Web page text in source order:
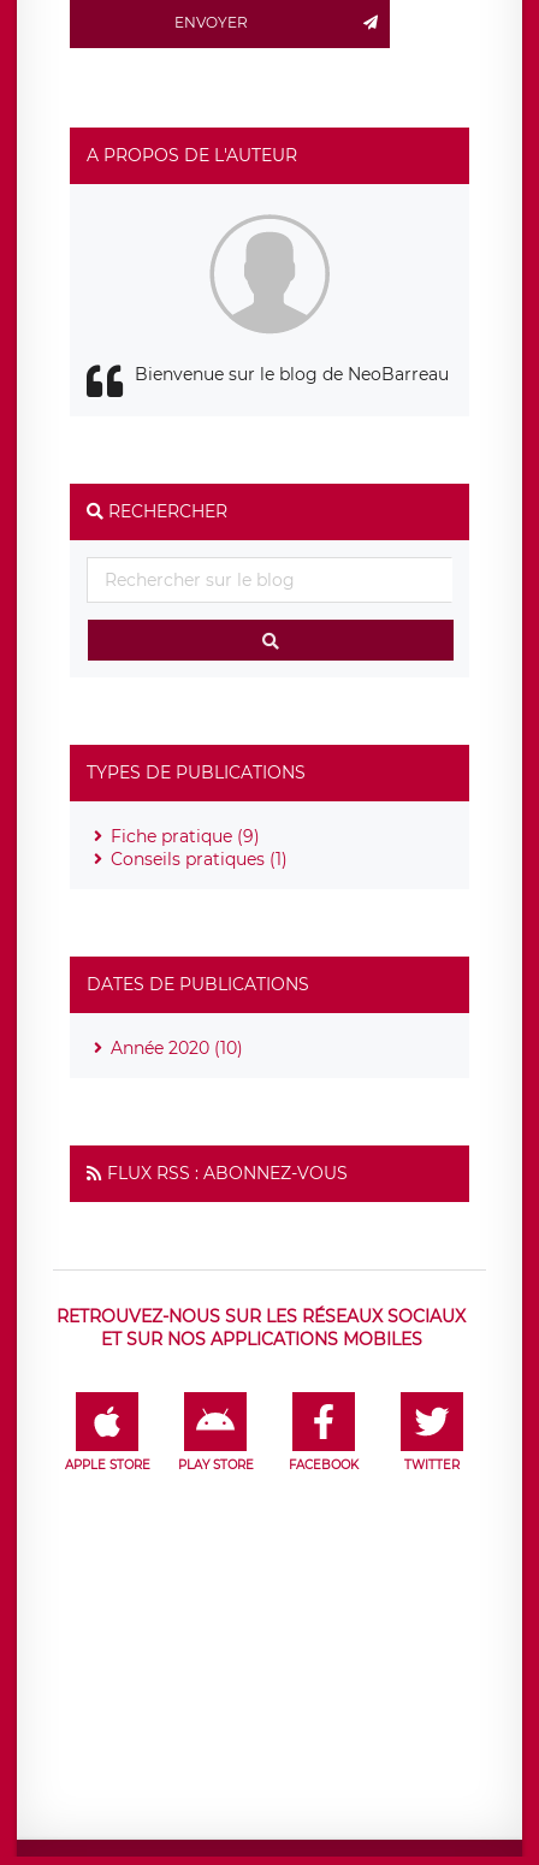
basé en France et offrant des
clauses de protection
limitation du traitement relatif à vos données à caractère
données. Vous pouvez exercer ces droits auprès du délégué
de traitement est la société LÉGAVOX, sis 9 rue Léopold
Sédar Senghor, joignable à l’adresse mail :
responsabledetraitement@legavox.fr. Vous avez également
le droit d’introduire une réclamation auprès d’une autorité
ENVOYER
A PROPOS DE L'AUTEUR
Bienvenue sur le blog de NeoBarreau
RECHERCHER
TYPES DE PUBLICATIONS
Fiche pratique (9)
Conseils pratiques (1)
DATES DE PUBLICATIONS
Année 2020 (10)
FLUX RSS : ABONNEZ-VOUS
RETROUVEZ-NOUS SUR LES RÉSEAUX SOCIAUX
ET SUR NOS APPLICATIONS MOBILES
APPLE STORE PLAY STORE FACEBOOK TWITTER